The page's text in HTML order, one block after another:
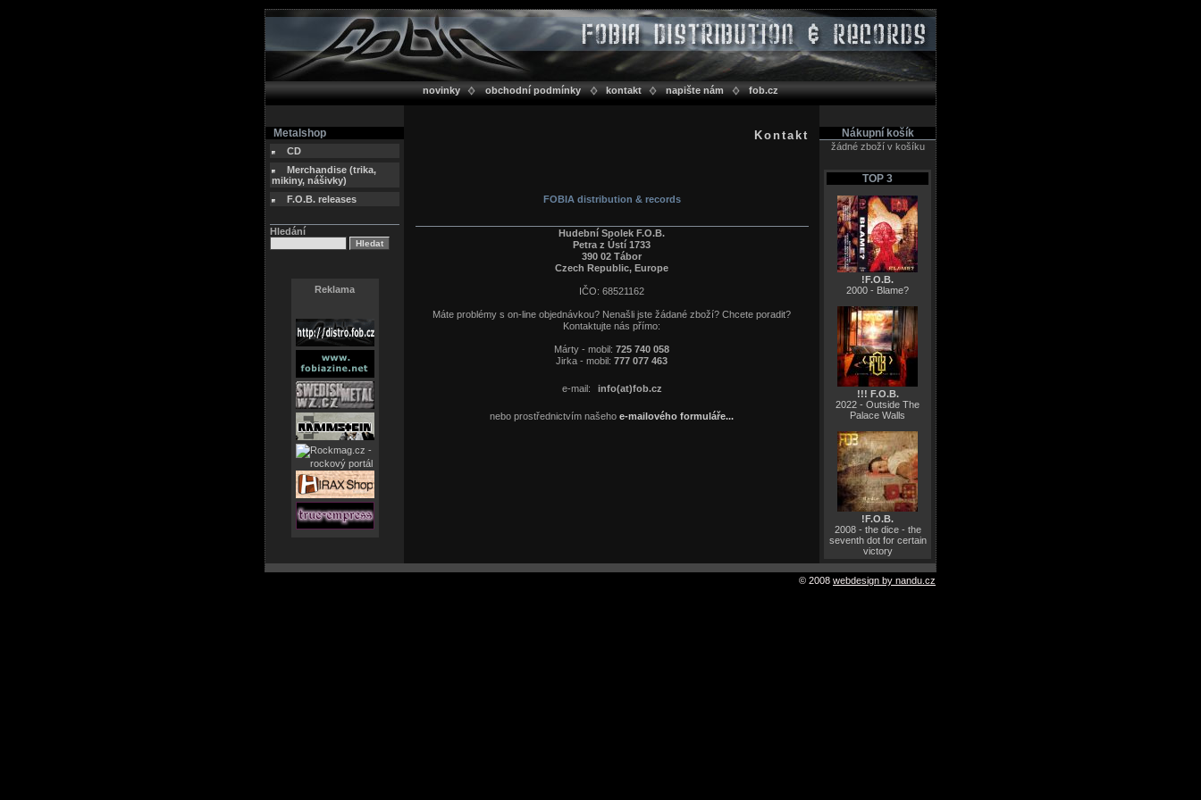
novinky obchodní podmínky kontakt napište nám fob.cz
Metalshop
CD
Merchandise (trika,
mikiny, nášivky)
F.O.B. releases
Hledání
Reklama
Kontakt
FOBIA distribution & records
Hudební Spolek F.O.B.
Petra z Ústí 1733
390 02 Tábor
Czech Republic, Europe
IČO: 68521162
Máte problémy s on-line objednávkou? Nenašli jste žádané zboží? Chcete poradit?
Kontaktujte nás přímo:
Márty - mobil:725 740 058
Jirka - mobil:777 077 463
e-mail: info(at)fob.cz
nebo prostřednictvím našehoe-mailového formuláře...
Nákupní košík
žádné zboží v košíku
TOP 3
!F.O.B.
2000 - Blame?
!!! F.O.B.
2022 - Outside The
Palace Walls
!F.O.B.
2008 - the dice - the
seventh dot for certain
victory
© 2008 webdesign by nandu.cz